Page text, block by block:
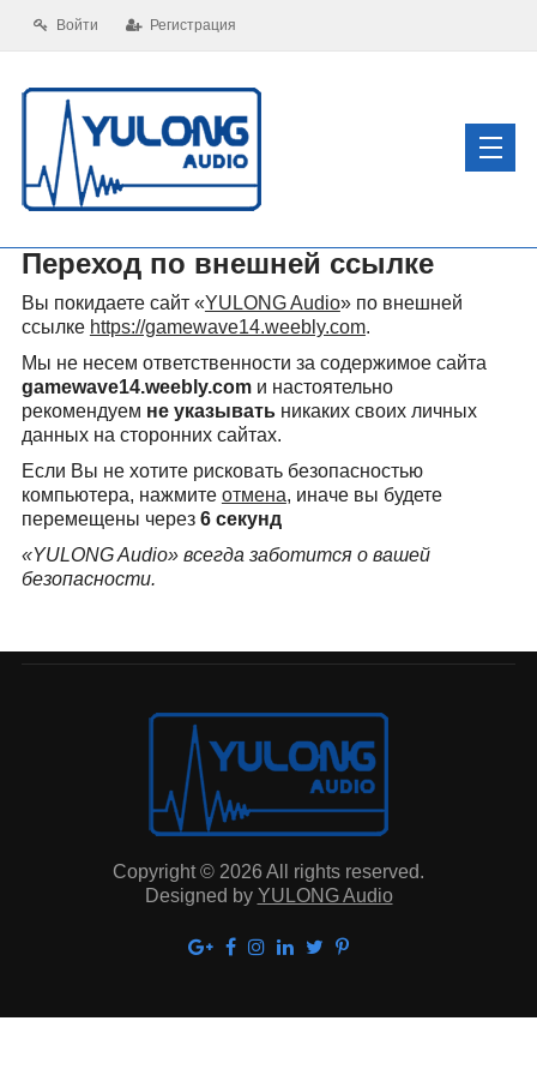
Войти Регистрация
Переход по внешней ссылке
Вы покидаете сайт «YULONG Audio» по внешней
ссылке https://gamewave14.weebly.com.
Мы не несем ответственности за содержимое сайта
gamewave14.weebly.comи настоятельно
рекомендуем не указыватьникаких своих личных
данных на сторонних сайтах.
Если Вы не хотите рисковать безопасностью
компьютера, нажмите отмена, иначе вы будете
перемещены через 6секунд
«YULONG Audio» всегда заботится о вашей
безопасности.
Copyright © 2026 All rights reserved.
Designed by YULONG Audio